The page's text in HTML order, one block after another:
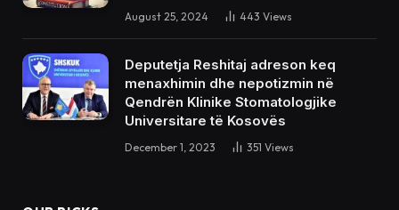
August 25, 2024 443 Views
Deputetja Reshitaj adreson keq
menaxhimin dhe nepotizmin në
Qendrën Klinike Stomatologjike
Universitare të Kosovës
December 1, 2023 351 Views